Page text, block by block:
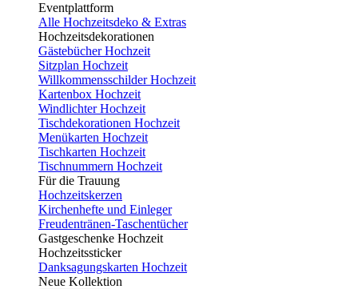
Eventplattform
Alle Hochzeitsdeko & Extras
Hochzeitsdekorationen
Gästebücher Hochzeit
Sitzplan Hochzeit
Willkommensschilder Hochzeit
Kartenbox Hochzeit
Windlichter Hochzeit
Tischdekorationen Hochzeit
Menükarten Hochzeit
Tischkarten Hochzeit
Tischnummern Hochzeit
Für die Trauung
Hochzeitskerzen
Kirchenhefte und Einleger
Freudentränen-Taschentücher
Gastgeschenke Hochzeit
Hochzeitssticker
Danksagungskarten Hochzeit
Neue Kollektion